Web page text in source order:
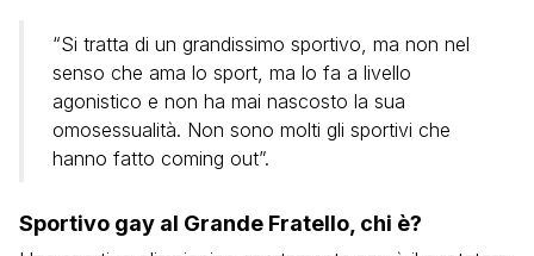
“Si tratta di un grandissimo sportivo, ma non nel
senso che ama lo sport, ma lo fa a livello
agonistico e non ha mai nascosto la sua
omosessualità. Non sono molti gli sportivi che
hanno fatto coming out”.
Sportivo gay al Grande Fratello, chi è?